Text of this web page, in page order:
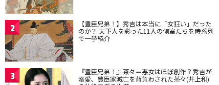
2 【豊臣兄弟！】秀吉は本当に「女狂い」だった
のか？ 天下人を彩った11人の側室たちを時系列
で一挙紹介
3 『豊臣兄弟！』茶々＝悪女はほぼ創作？秀吉が
溺愛、豊臣家滅亡を背負わされた茶々(井上和)